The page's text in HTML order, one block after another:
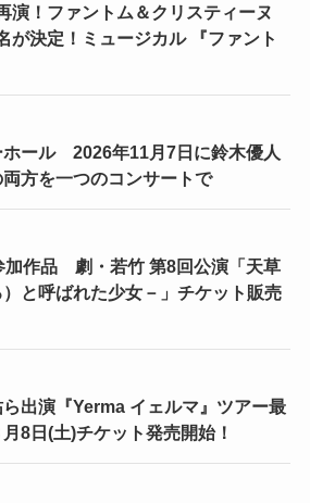
演！ファントム＆クリスティーヌ
が決定！ミュージカル 『ファント
ホール 2026年11月7日に鈴木優人
方を一つのコンサートで
加作品 劇・若竹 第8回公演「天草
と呼ばれた少女－」チケット販売
出演『Yerma イェルマ』ツアー最
8日(土)チケット発売開始！